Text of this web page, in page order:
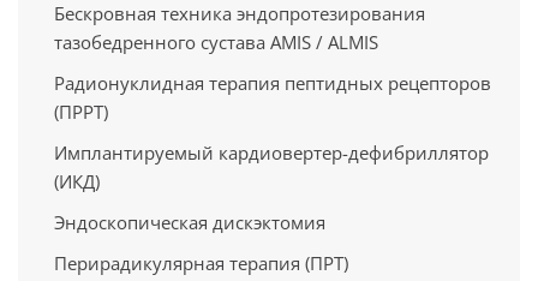
Бескровная техника эндопротезирования
тазобедренного сустава AMIS / ALMIS
Радионуклидная терапия пептидных рецепторов
(ПРРТ)
Имплантируемый кардиовертер-дефибриллятор
(ИКД)
Эндоскопическая дискэктомия
Перирадикулярная терапия (ПРТ)